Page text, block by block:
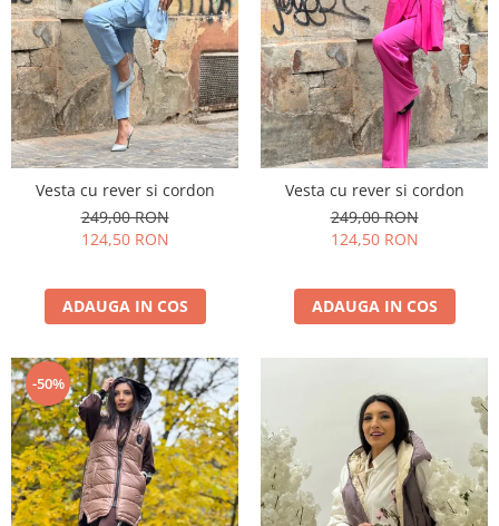
Vesta cu rever si cordon
249,00 RON
124,50 RON
ADAUGA IN COS
Vesta cu rever si cordon
249,00 RON
124,50 RON
ADAUGA IN COS
-50%